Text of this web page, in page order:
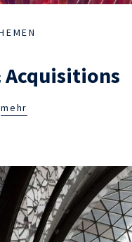
Acquisitions
mehr